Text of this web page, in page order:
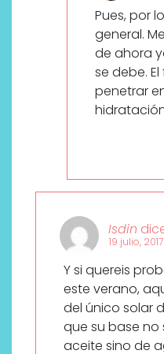
Pues, por
general.
de ahora
se debe.
penetrar
Isdin
19 julio,
Y si quereis
este verano,
del único solar
que su base
aceite sino de